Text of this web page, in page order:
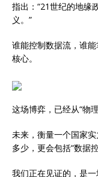
指出：“21世纪的地缘
义。”
谁能控制数据流，谁
核心。
这场博弈，已经从“物
未来，衡量一个国家
多少，更会包括“数据
我们正在见证的，是一